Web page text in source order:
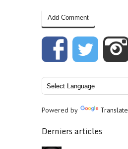
Powered by Translate
Derniers articles